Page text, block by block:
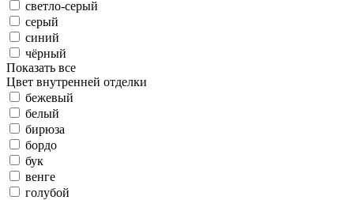
светло-серый
серый
синий
чёрный
Показать все
Цвет внутренней отделки
бежевый
белый
бирюза
бордо
бук
венге
голубой